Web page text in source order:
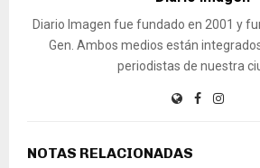
Diario Imagen fue fundado en 2001 y
Gen. Ambos medios están
periodistas de nuestra
NOTAS RELACIONADAS